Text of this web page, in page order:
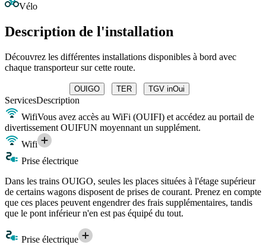
Vélo
Description de l'installation
Découvrez les différentes installations disponibles à bord avec
chaque transporteur sur cette route.
OUIGO TER TGV inOui
ServicesDescription
WifiVous avez accès au WiFi (OUIFI) et accédez au portail de
divertissement OUIFUN moyennant un supplément.
Wifi
Prise électrique
Dans les trains OUIGO, seules les places situées à l'étage supérieur
de certains wagons disposent de prises de courant. Prenez en compte
que ces places peuvent engendrer des frais supplémentaires, tandis
que le pont inférieur n'en est pas équipé du tout.
Prise électrique